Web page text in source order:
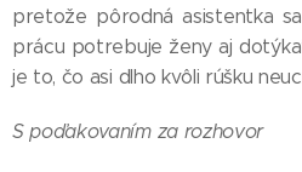
pretože pôrodná asistentka
prácu potrebuje ženy aj
je to, čo asi dlho kvôli rúšku
S poďakovaním za rozhovor